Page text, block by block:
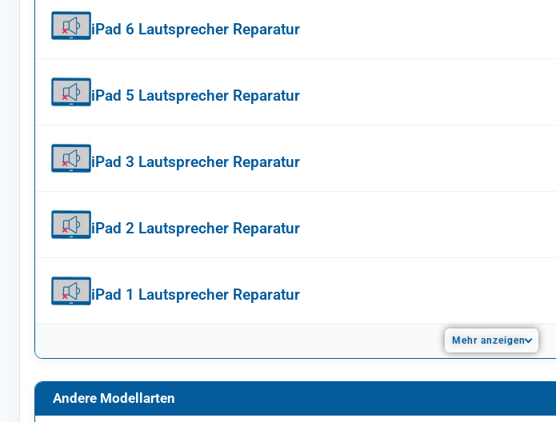
iPad 6 Lautsprecher Reparatur
iPad 5 Lautsprecher Reparatur
iPad 3 Lautsprecher Reparatur
iPad 2 Lautsprecher Reparatur
iPad 1 Lautsprecher Reparatur
Mehr anzeigen
Andere Modellarten